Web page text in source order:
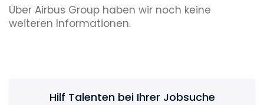
Über Airbus Group haben wir noch keine
weiteren Informationen.
Hilf Talenten bei Ihrer Jobsuche